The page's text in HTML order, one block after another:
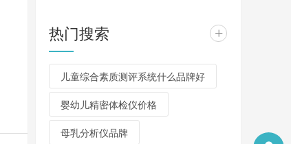
热门搜索 +
儿童综合素质测评系统什么品牌好
婴幼儿精密体检仪价格
母乳分析仪品牌